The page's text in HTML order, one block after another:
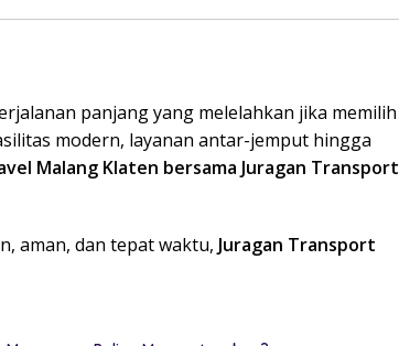
panjang yang melelahkan jika memilih
modern, layanan antar-jemput hingga
Malang Klaten bersama Juragan Transport
aman, dan tepat waktu, Juragan Transport